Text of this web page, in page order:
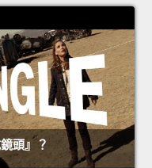
頭』？